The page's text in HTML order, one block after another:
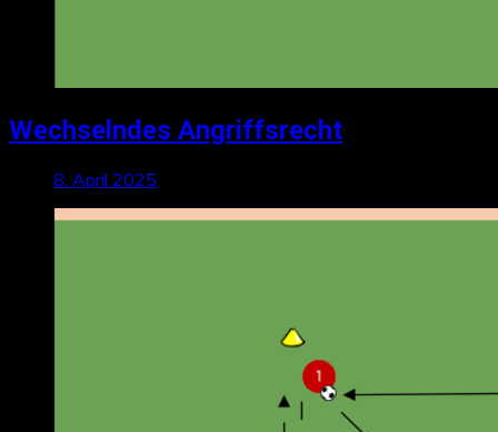
Wechselndes Angriffsrecht
8. April 2025